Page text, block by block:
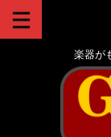
楽器が